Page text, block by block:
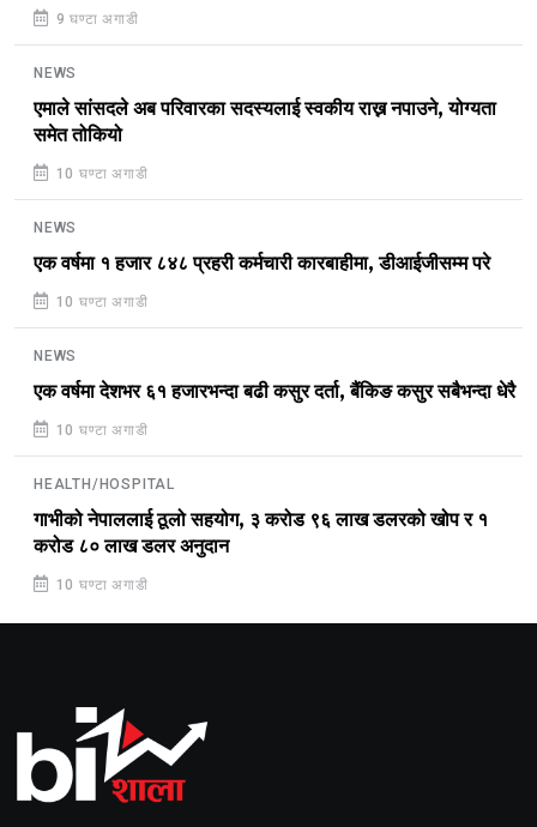
9 घण्टा अगाडी
NEWS
एमाले सांसदले अब परिवारका सदस्यलाई स्वकीय राख्न नपाउने, योग्यता
समेत तोकियो
10 घण्टा अगाडी
NEWS
एक वर्षमा १ हजार ८४८ प्रहरी कर्मचारी कारबाहीमा, डीआईजीसम्म परे
10 घण्टा अगाडी
NEWS
एक वर्षमा देशभर ६१ हजारभन्दा बढी कसुर दर्ता, बैंकिङ कसुर सबैभन्दा धेरै
10 घण्टा अगाडी
HEALTH/HOSPITAL
गाभीको नेपाललाई ठूलो सहयोग, ३ करोड ९६ लाख डलरको खोप र १
करोड ८० लाख डलर अनुदान
10 घण्टा अगाडी